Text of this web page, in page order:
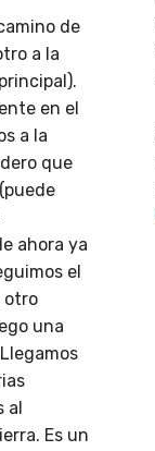
de
a la
en el
a la
que
ahora ya
el
otro
una
al
Es un